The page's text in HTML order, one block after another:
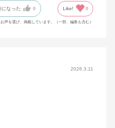
になった 0 Like! 0
声を選び、掲載しています。（一部、編集も含む）
2026.3.11